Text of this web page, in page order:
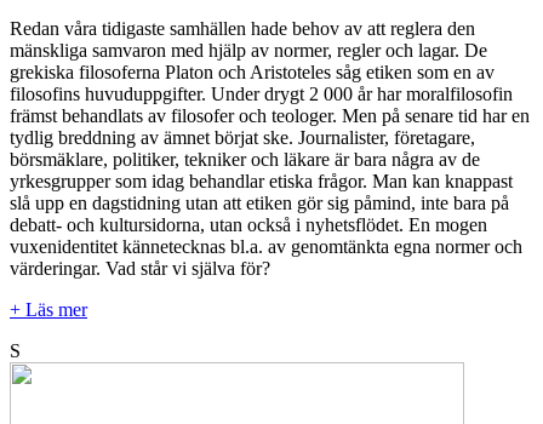
Redan våra tidigaste samhällen hade behov av att reglera den
mänskliga samvaron med hjälp av normer, regler och lagar. De
grekiska filosoferna Platon och Aristoteles såg etiken som en av
filosofins huvuduppgifter. Under drygt 2 000 år har moralfilosofin
främst behandlats av filosofer och teologer. Men på senare tid har en
tydlig breddning av ämnet börjat ske. Journalister, företagare,
börsmäklare, politiker, tekniker och läkare är bara några av de
yrkesgrupper som idag behandlar etiska frågor. Man kan knappast
slå upp en dagstidning utan att etiken gör sig påmind, inte bara på
debatt- och kultursidorna, utan också i nyhetsflödet. En mogen
vuxenidentitet kännetecknas bl.a. av genomtänkta egna normer och
värderingar. Vad står vi själva för?
+ Läs mer
S